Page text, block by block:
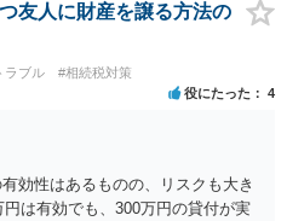
友人に財産を譲る方法の
ラブル #相続税対策
役にたった 4
効性はあるものの、リスクも大き
は有効でも、300万円の貸付が実